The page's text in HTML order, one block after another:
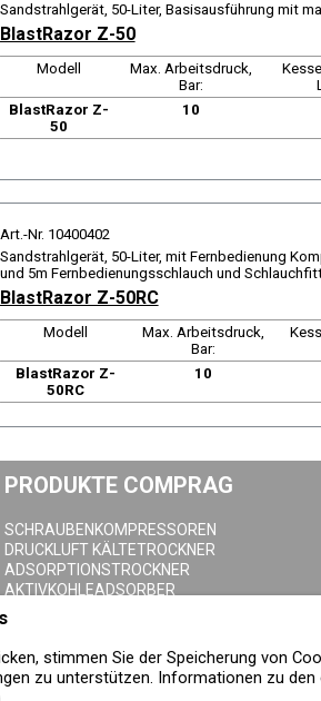
Sandstrahlgerät, 50-Liter, Basisausführung mit
BlastRazor Z-50
Modell
Max. Arbeitsdruck,
Bar:
BlastRazor Z-
50
10
Art.-Nr. 10400402
Sandstrahlgerät, 50-Liter, mit Fernbedienung
und 5m Fernbedienungsschlauch und
BlastRazor Z-50RC
Modell
Max. Arbeitsdruck,
Bar:
BlastRazor Z-
50RC
10
PRODUKTE COMPRAG
SCHRAUBENKOMPRESSOREN
DRUCKLUFT KÄLTETROCKNER
ADSORPTIONSTROCKNER
AKTIVKOHLEADSORBER
ZYKLONABSCHNEIDER
DRUCKLUFTBEHÄLTER
KONDENSAT-ABLASSVENTILE
stimmen Sie der Speicherung von
zu unterstützen. Informationen zu